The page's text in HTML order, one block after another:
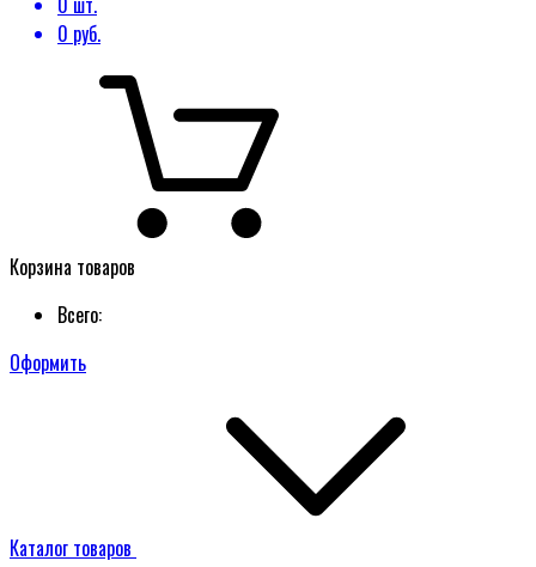
0 руб.
Корзина товаров
Всего:
Оформить
Каталог товаров